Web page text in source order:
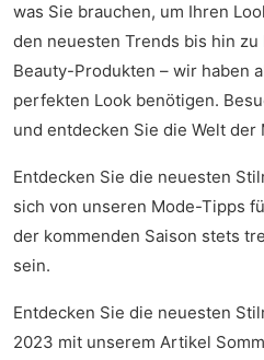
was Sie brauchen, um Ihren
den neuesten Trends bis hin
Beauty-Produkten – wir haben
perfekten Look benötigen.
und entdecken Sie die Welt der
Entdecken Sie die neuesten
sich von unseren Mode-Tipps
der kommenden Saison stets
sein.
Entdecken Sie die neuesten
2023 mit unserem Artikel